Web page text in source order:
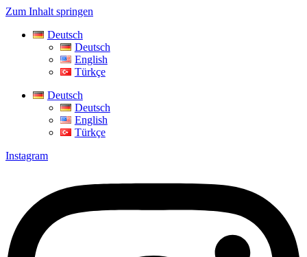
Zum Inhalt springen
Deutsch
Deutsch
English
Türkçe
Deutsch
Deutsch
English
Türkçe
Instagram